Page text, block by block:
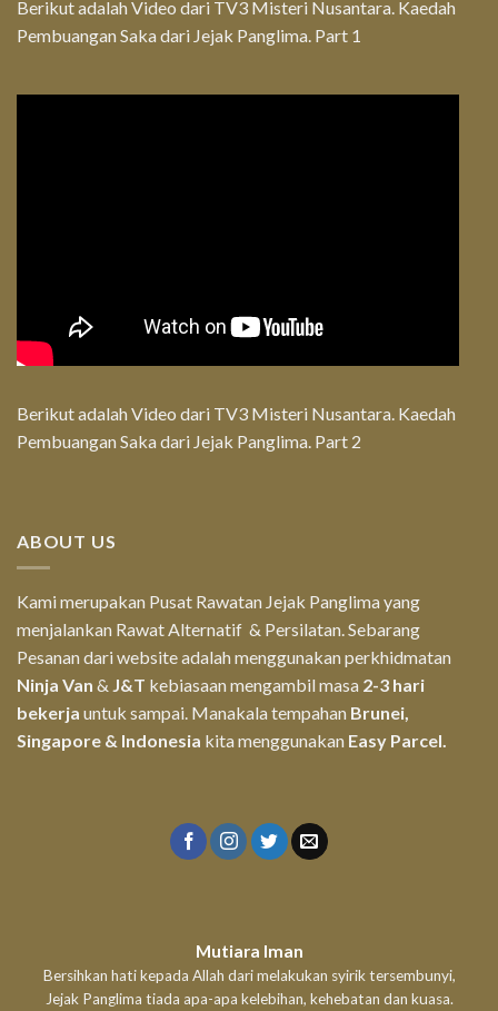
Berikut adalah Video dari TV3 Misteri Nusantara. Kaedah
Pembuangan Saka dari Jejak Panglima. Part 1
Berikut adalah Video dari TV3 Misteri Nusantara. Kaedah
Pembuangan Saka dari Jejak Panglima. Part 2
ABOUT US
Kami merupakan Pusat Rawatan Jejak Panglima yang
menjalankan Rawat Alternatif & Persilatan. Sebarang
Pesanan dari website adalah menggunakan perkhidmatan
Ninja Van & J&T kebiasaan mengambil masa 2-3 hari
bekerja untuk sampai. Manakala tempahan Brunei,
Singapore & Indonesia kita menggunakan Easy Parcel.
Mutiara Iman
Bersihkan hati kepada Allah dari melakukan syirik tersembunyi,
Jejak Panglima tiada apa-apa kelebihan, kehebatan dan kuasa.